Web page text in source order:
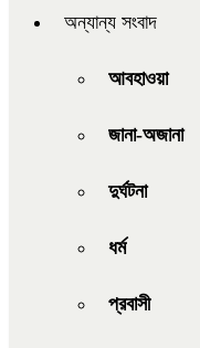
অন্যান্য সংবাদ
আবহাওয়া
জানা-অজানা
দুর্ঘটনা
ধর্ম
প্রবাসী